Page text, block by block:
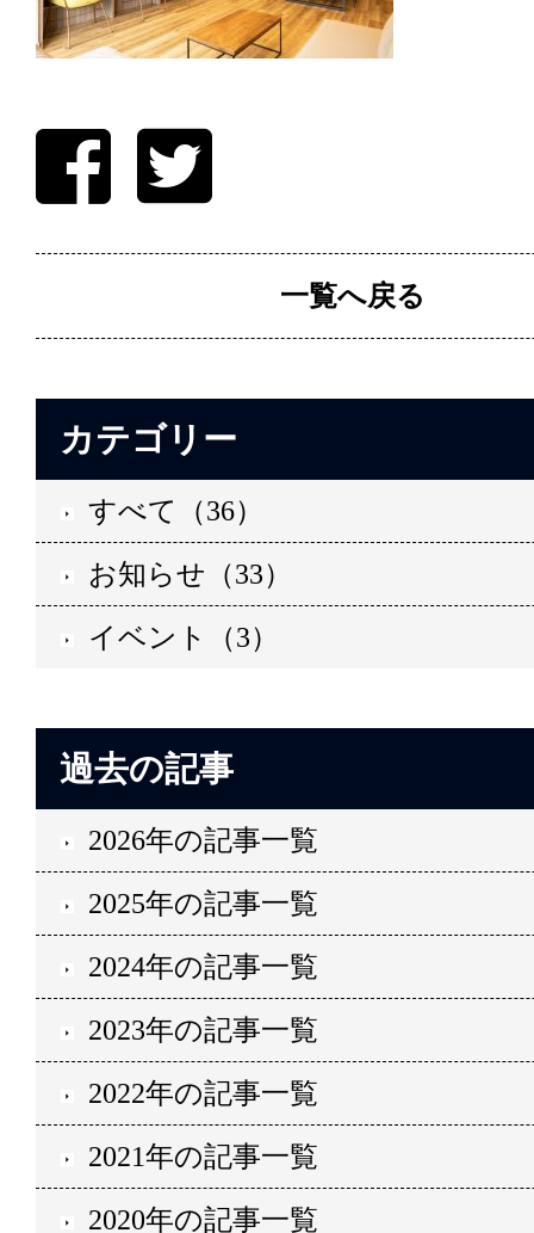
一覧へ戻る
カテゴリー
すべて（36）
お知らせ（33）
イベント（3）
過去の記事
2026年の記事一覧
2025年の記事一覧
2024年の記事一覧
2023年の記事一覧
2022年の記事一覧
2021年の記事一覧
2020年の記事一覧